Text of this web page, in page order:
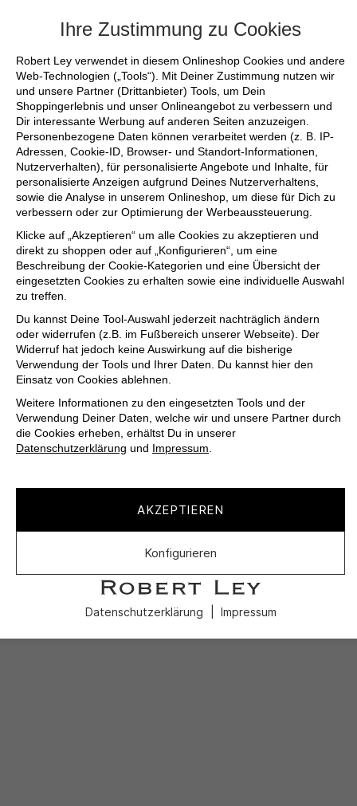
Ihre Zustimmung zu Cookies
Robert Ley verwendet in diesem Onlineshop Cookies und andere
Web-Technologien („Tools“). Mit Deiner Zustimmung nutzen wir
und unsere Partner (Drittanbieter) Tools, um Dein
Shoppingerlebnis und unser Onlineangebot zu verbessern und
Dir interessante Werbung auf anderen Seiten anzuzeigen.
Personenbezogene Daten können verarbeitet werden (z. B. IP-
Adressen, Cookie-ID, Browser- und Standort-Informationen,
Nutzerverhalten), für personalisierte Angebote und Inhalte, für
personalisierte Anzeigen aufgrund Deines Nutzerverhaltens,
sowie die Analyse in unserem Onlineshop, um diese für Dich zu
verbessern oder zur Optimierung der Werbeaussteuerung.
Klicke auf „Akzeptieren“ um alle Cookies zu akzeptieren und
direkt zu shoppen oder auf „Konfigurieren“, um eine
Beschreibung der Cookie-Kategorien und eine Übersicht der
eingesetzten Cookies zu erhalten sowie eine individuelle Auswahl
zu treffen.
Du kannst Deine Tool-Auswahl jederzeit nachträglich ändern
oder widerrufen (z.B. im Fußbereich unserer Webseite). Der
Widerruf hat jedoch keine Auswirkung auf die bisherige
Verwendung der Tools und Ihrer Daten. Du kannst hier den
Einsatz von Cookies ablehnen.
Weitere Informationen zu den eingesetzten Tools und der
Verwendung Deiner Daten, welche wir und unsere Partner durch
die Cookies erheben, erhältst Du in unserer
Datenschutzerklärung und Impressum.
AKZEPTIEREN
Konfigurieren
Datenschutzerklärung Impressum